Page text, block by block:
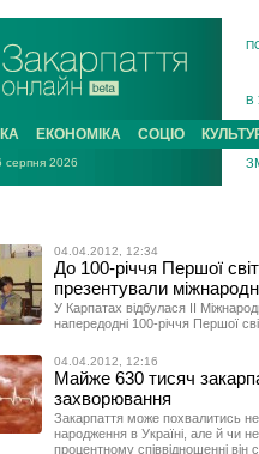
В
В
ЕКОНОМІКА СОЦІО
серпня 2026
04.04.2012, 12:34
До 100-річчя Першої
презентували
У Карпатах відбулася II
напередодні 100-річчя Першої
04.04.2012, 12:16
Майже 630 тисяч
захворювання
Закарпаття може похвалитись не
народження в Україні, але й чи
процентному співвідношенні він